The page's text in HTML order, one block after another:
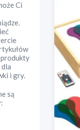
Ci
produkty
i gry.
są